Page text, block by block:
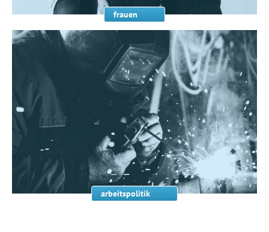
arbeitspolitik
frauen